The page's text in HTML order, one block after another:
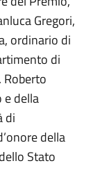
Gregori,
ordinario di
di
Roberto
e della
di
della
Stato